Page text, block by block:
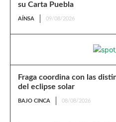
su Carta Puebla
AÍNSA 09/08/2026
Fraga coordina con las
del eclipse solar
BAJO CINCA 08/08/2026